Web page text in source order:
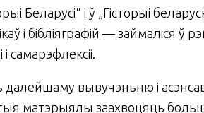
Беларусі“ і ў „Гісторыі
і бібліяграфій — займаліся
самарэфлексіі.
вывучэньню і
матэрыялы заахвоцяць